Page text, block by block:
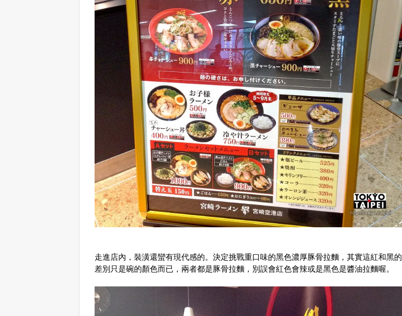
走進店內，裝潢還蠻有現代感的。決定挑戰重口味的黑色濃厚豚骨拉麵，其實這紅和黑的
差別只是碗的顏色而已，兩者都是豚骨拉麵，別誤會紅色會辣或是黑色是醬油拉麵喔。